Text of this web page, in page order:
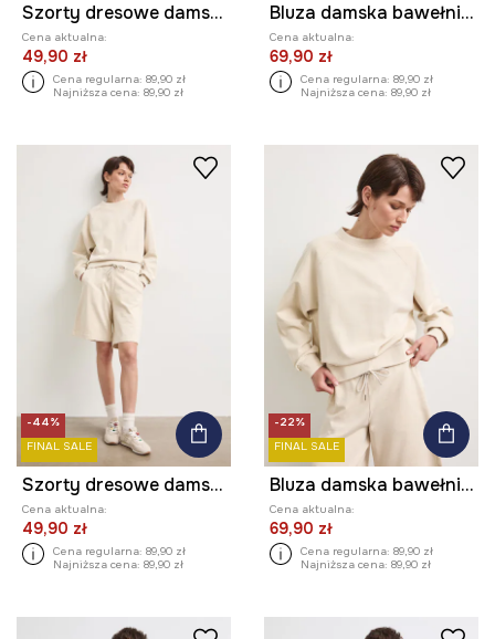
Szorty dresowe damskie bawełniane
Cena aktualna:
49,90 zł
Cena regularna: 89,90 zł
Najniższa cena: 89,90 zł
Bluza damska bawełniana z efektem sprania
Cena aktualna:
69,90 zł
Cena regularna: 89,90 zł
Najniższa cena: 89,90 zł
-44%
FINAL SALE
Szorty dresowe damskie bawełniane
Cena aktualna:
49,90 zł
Cena regularna: 89,90 zł
Najniższa cena: 89,90 zł
-22%
FINAL SALE
Bluza damska bawełniana z efektem sprania
Cena aktualna:
69,90 zł
Cena regularna: 89,90 zł
Najniższa cena: 89,90 zł